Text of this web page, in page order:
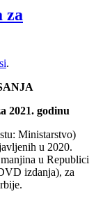
za
.
2021. godinu
Ministarstvo)
u 2020.
u Republici
izdanja), za